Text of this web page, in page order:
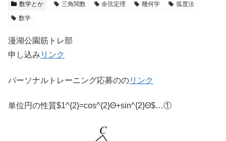
数学とか 三角関数 余弦定理 幾何学
弧度法
数学
漫湖公園筋トレ部
申し込み リンク
パーソナルトレーニング応募ののリンク
単位円の性質$1^{2}=cos^{2}Θ+sin^{2}Θ$…①